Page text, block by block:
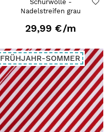
Schurwolle -
Nadelstreifen grau
29,99 €/m
FRÜHJAHR-SOMMER